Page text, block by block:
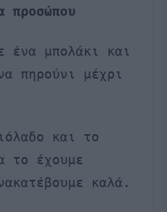
προσώπου
ένα μπολάκι και
πηρούνι μέχρι
και το
το έχουμε
καλά.